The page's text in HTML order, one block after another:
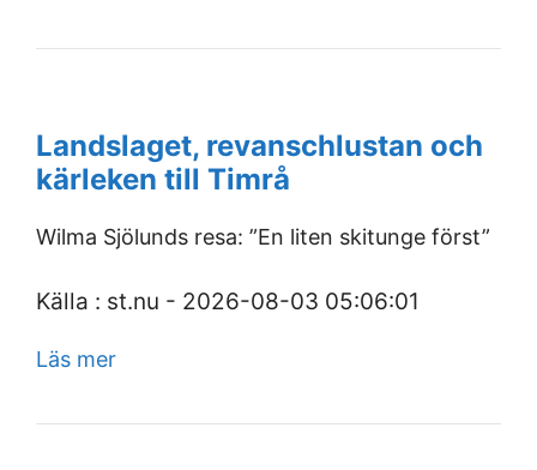
Landslaget, revanschlustan och
kärleken till Timrå
Wilma Sjölunds resa: ”En liten skitunge först”
Källa : st.nu - 2026-08-03 05:06:01
Läs mer